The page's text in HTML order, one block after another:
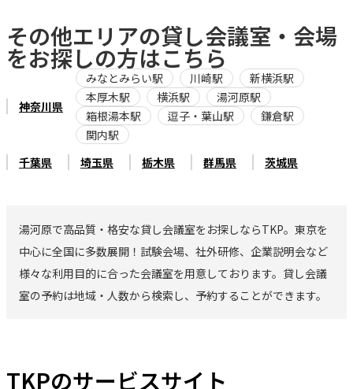
その他エリアの貸し会議室・会場
をお探しの方はこちら
神奈川県
みなとみらい駅 川崎駅
新横浜駅
本厚木駅
横浜駅
湯河原駅
箱根湯本駅
逗子・葉山駅
鎌倉駅
関内駅
千葉県
埼玉県 栃木県 群馬県 茨城県
湯河原で高品質・格安な貸し会議室をお探しならTKP。東京を
中心に全国に多数展開！試験会場、社外研修、企業説明会など
様々な利用目的に合った会議室を用意しております。貸し会議
室の予約は地域・人数から検索し、予約することができます。
TKPのサービスサイト